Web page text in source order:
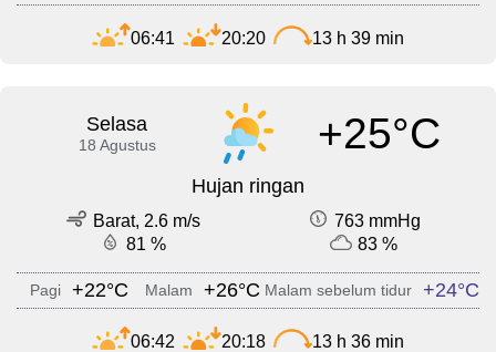
06:41 20:20 13 h 39 min
Selasa
18 Agustus +25°C
Hujan ringan
Barat, 2.6 m/s
763 mmHg
81 %
83 %
Pagi +22°C Malam +26°C Malam sebelum tidur +24°C
06:42 20:18 13 h 36 min